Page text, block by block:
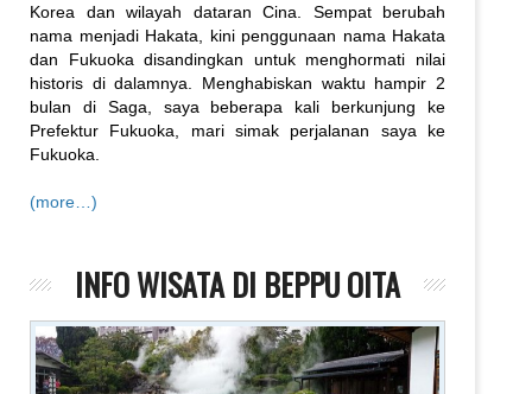
Korea dan wilayah dataran Cina. Sempat berubah
nama menjadi Hakata, kini penggunaan nama Hakata
dan Fukuoka disandingkan untuk menghormati nilai
historis di dalamnya. Menghabiskan waktu hampir 2
bulan di Saga, saya beberapa kali berkunjung ke
Prefektur Fukuoka, mari simak perjalanan saya ke
Fukuoka.
(more…)
INFO WISATA DI BEPPU OITA